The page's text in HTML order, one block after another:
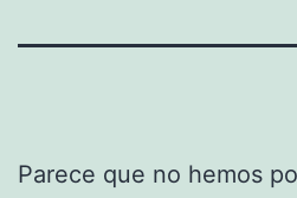
Parece que no hemos